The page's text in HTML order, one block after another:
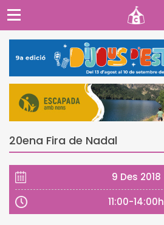
20ena Fira de Nadal
9 Des 2018
11:00-14:00h